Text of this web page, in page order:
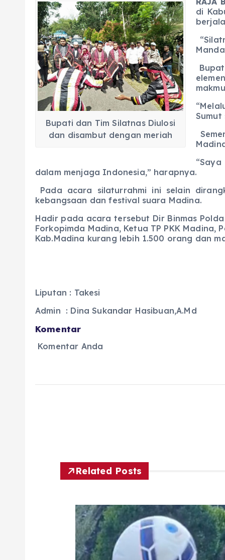
c
e
b
o
o
k
a
ts
A
p
p
e
g
r
a
m
ss
e
n
g
er
ai
l
a
re
Bupati dan Tim Silatnas Diulosi
dan disambut dengan meriah
di
dalam menjaga Indonesia,” harapnya.
Pada acara silaturrahmi ini selain
kebangsaan dan festival suara Madina.
Hadir pada acara tersebut Dir Binmas Polda
Forkopimda Madina, Ketua TP PKK Madina,
Kab.Madina kurang lebih 1.500 orang dan
Liputan : Takesi
Admin : Dina Sukandar Hasibuan,A.Md
Komentar
Komentar Anda
Related Posts